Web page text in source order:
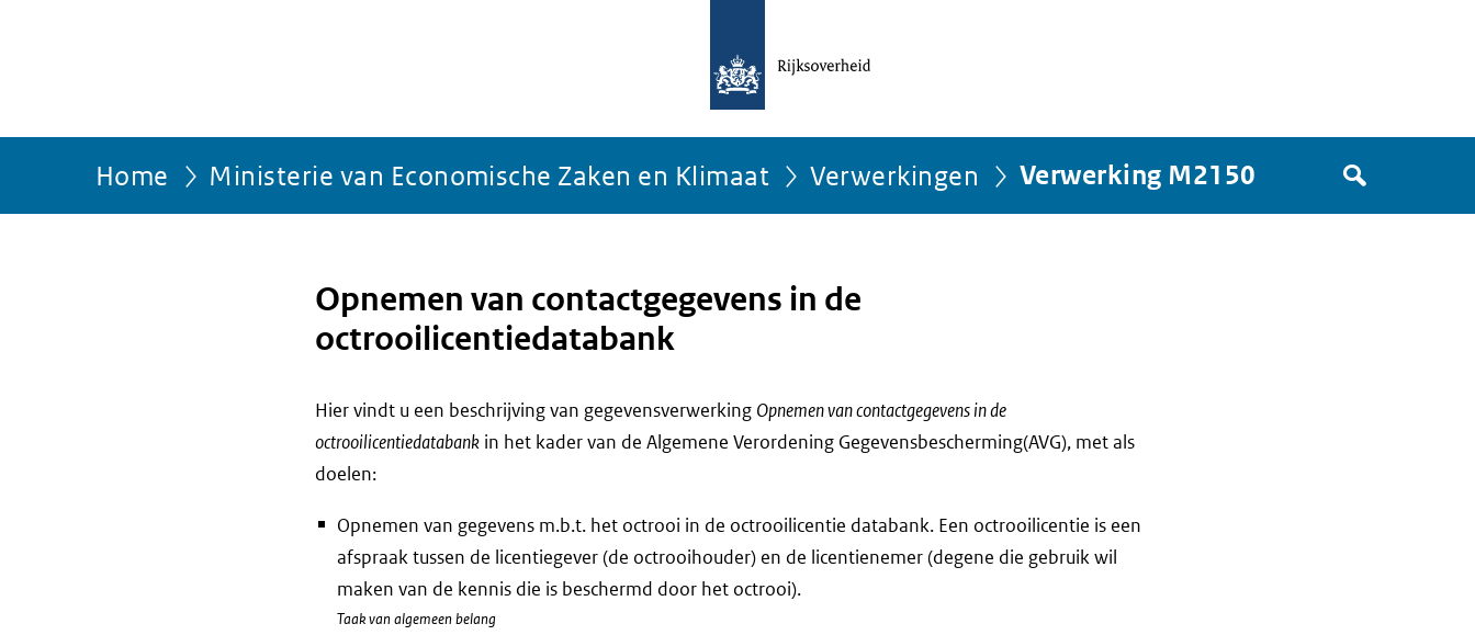
Home Ministerie van Economische Zaken en Klimaat Verwerkingen Verwerking M2150
Zoek
in
het
Opnemen van contactgegevens in de
octrooilicentiedatabank
Hier vindt u een beschrijving van gegevensverwerking Opnemen van contactgegevens in de
octrooilicentiedatabank in het kader van de Algemene Verordening Gegevensbescherming(AVG), met als
doelen:
Opnemen van gegevens m.b.t. het octrooi in de octrooilicentie databank. Een octrooilicentie is een
afspraak tussen de licentiegever (de octrooihouder) en de licentienemer (degene die gebruik wil
maken van de kennis die is beschermd door het octrooi).
Taak van algemeen belang